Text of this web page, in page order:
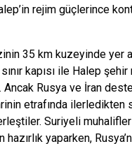
rejim güçlerince
35 km kuzeyinde yer
kapısı ile Halep
Ancak Rusya ve İran
etrafında ilerledikten
Suriyeli muhalifler
yaparken,